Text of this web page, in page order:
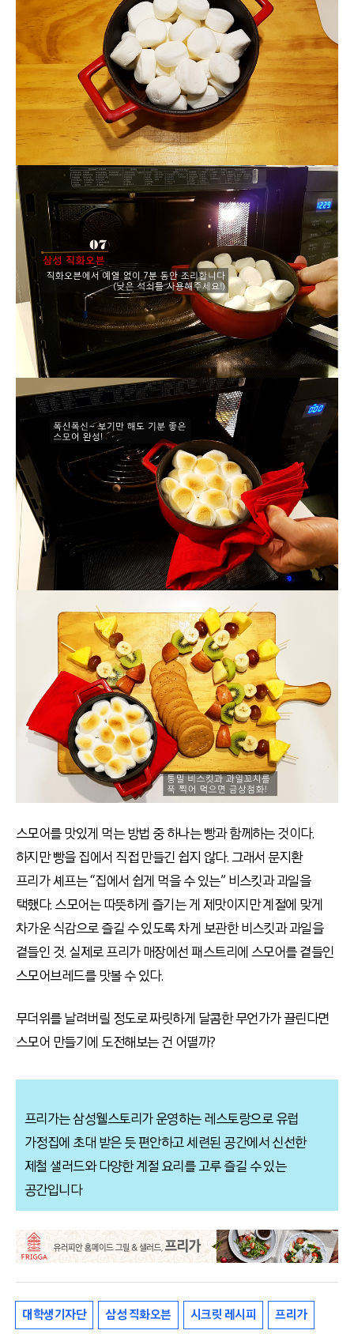
스모어를 맛있게 먹는 방법 중 하나는 빵과 함께하는 것이다.
하지만 빵을 집에서 직접 만들긴 쉽지 않다. 그래서 문지환
프리가 셰프는 “집에서 쉽게 먹을 수 있는” 비스킷과 과일을
택했다. 스모어는 따뜻하게 즐기는 게 제맛이지만 계절에 맞게
차가운 식감으로 즐길 수 있도록 차게 보관한 비스킷과 과일을
곁들인 것. 실제로 프리가 매장에선 패스트리에 스모어를 곁들인
스모어브레드를 맛볼 수 있다.
무더위를 날려버릴 정도로 짜릿하게 달콤한 무언가가 끌린다면
스모어 만들기에 도전해보는 건 어떨까?
프리가는 삼성웰스토리가 운영하는 레스토랑으로 유럽
가정집에 초대 받은 듯 편안하고 세련된 공간에서 신선한
제철 샐러드와 다양한 계절 요리를 고루 즐길 수 있는
공간입니다
대학생기자단 삼성 직화오븐 시크릿 레시피 프리가